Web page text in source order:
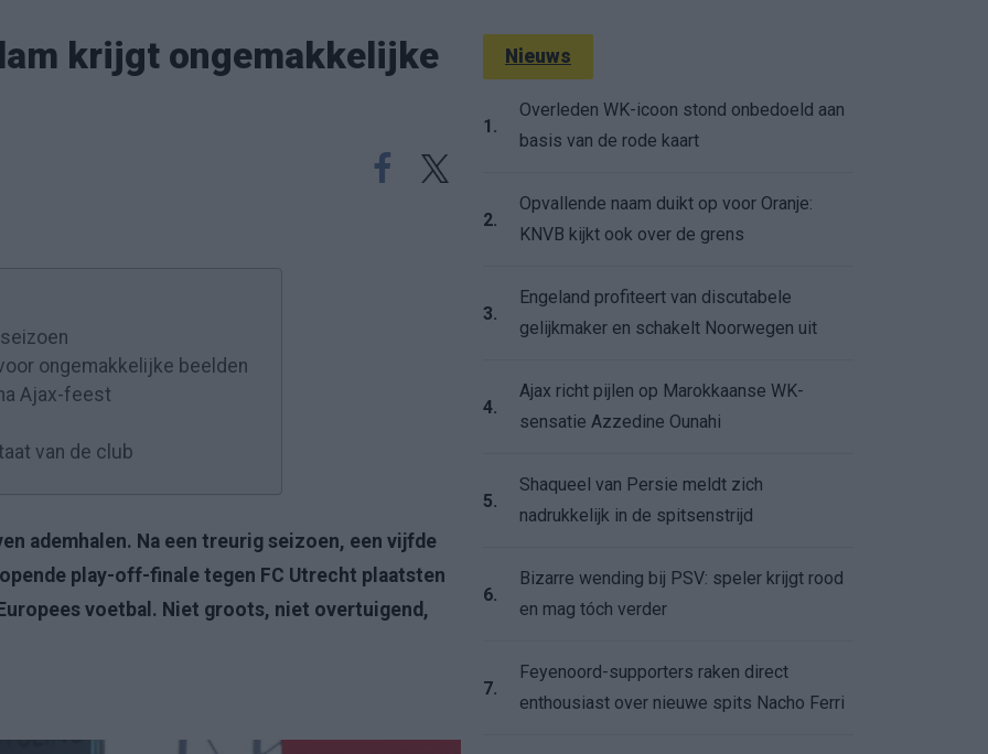
krijgt ongemakkelijke
ongemakkelijke beelden
Ajax-feest
van de club
ademhalen. Na een treurig seizoen, een vijfde
play-off-finale tegen FC Utrecht plaatsten
voetbal. Niet groots, niet overtuigend,
Nieuws
1.
Overleden WK-icoon stond onbedoeld aan
basis van de rode kaart
2.
Opvallende naam duikt op voor Oranje:
KNVB kijkt ook over de grens
3.
Engeland profiteert van discutabele
gelijkmaker en schakelt Noorwegen uit
4.
Ajax richt pijlen op Marokkaanse WK-
sensatie Azzedine Ounahi
5.
Shaqueel van Persie meldt zich
nadrukkelijk in de spitsenstrijd
6.
Bizarre wending bij PSV: speler krijgt rood
en mag tóch verder
7.
Feyenoord-supporters raken direct
enthousiast over nieuwe spits Nacho Ferri